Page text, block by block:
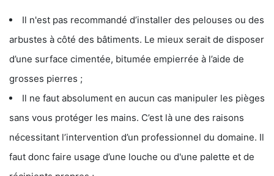
Il n'est pas recommandé d’installer des pelouses ou des
arbustes à côté des bâtiments. Le mieux serait de disposer
d’une surface cimentée, bitumée empierrée à l’aide de
grosses pierres ;
Il ne faut absolument en aucun cas manipuler les pièges
sans vous protéger les mains. C’est là une des raisons
nécessitant l’intervention d’un professionnel du domaine. Il
faut donc faire usage d’une louche ou d'une palette et de